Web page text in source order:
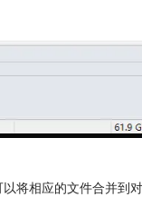
将相应的文件合并到